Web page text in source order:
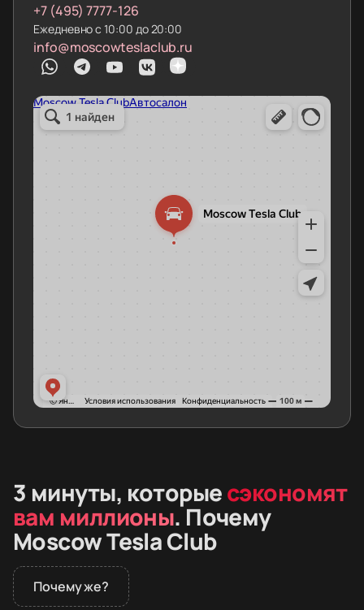
+7 (495) 7777-126
Ежедневно с 10:00 до 20:00
info@moscowteslaclub.ru
3 минуты, которыесэкономят
вам миллионы. Почему
Moscow Tesla Club
Почему же?